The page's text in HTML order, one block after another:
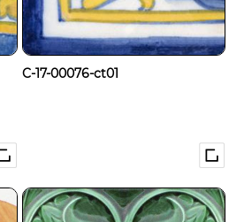
C-17-00076-ct01